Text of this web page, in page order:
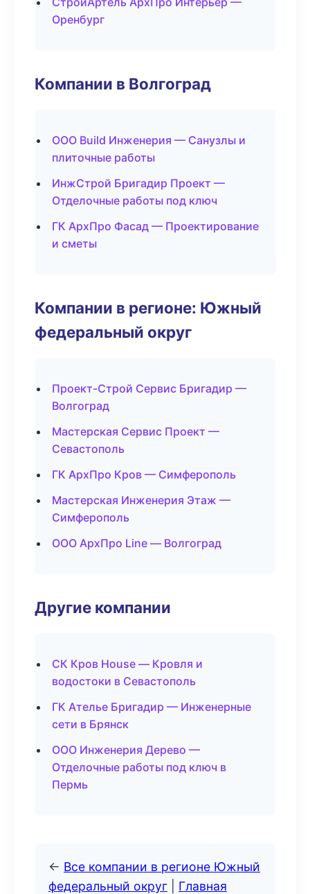
Оренбург
Компании в Волгоград
ООО Build Инженерия — Санузлы и
плиточные работы
ИнжСтрой Бригадир Проект —
Отделочные работы под ключ
ГК АрхПро Фасад — Проектирование
и сметы
Компании в регионе: Южный
федеральный округ
Проект-Строй Сервис Бригадир —
Волгоград
Мастерская Сервис Проект —
Севастополь
ГК АрхПро Кров — Симферополь
Мастерская Инженерия Этаж —
Симферополь
ООО АрхПро Line — Волгоград
Другие компании
СК Кров House — Кровля и
водостоки в Севастополь
ГК Ателье Бригадир — Инженерные
сети в Брянск
ООО Инженерия Дерево —
Отделочные работы под ключ в
Пермь
← Все компании в регионе Южный
федеральный округ
Главная